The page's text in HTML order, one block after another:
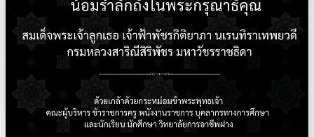
ใบรายชื่อนักเรียน
ตรวจสอบรายชื่อนักศึกษา
ปีการศึกษา 2569